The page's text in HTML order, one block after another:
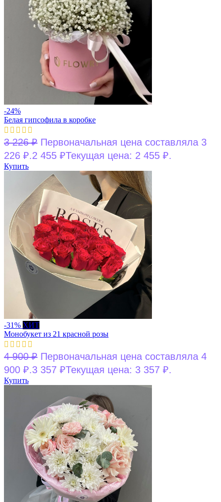
-24%
Белая гипсофила в коробке
3 226₽ Первоначальная цена составляла 3
226 ₽.2 455 ₽Текущая цена: 2 455 ₽.
Купить
-31% ХИТ
Монобукет из 21 красной розы
4 900₽ Первоначальная цена составляла 4
900 ₽.3 357 ₽Текущая цена: 3 357 ₽.
Купить